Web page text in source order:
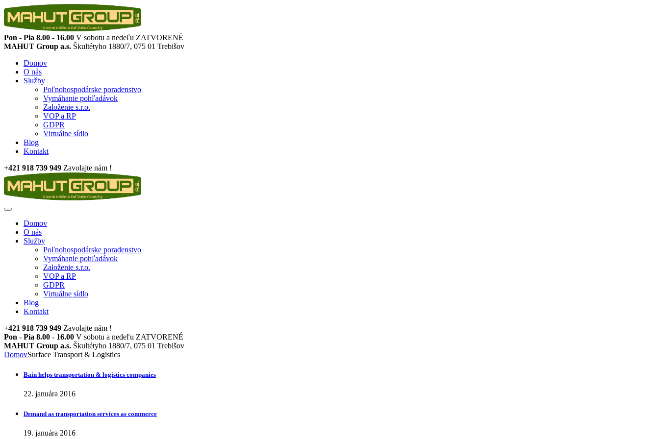
Pon - Pia 8.00 - 16.00 V sobotu a nedeľu ZATVORENÉ
MAHUT Group a.s. Škultétyho 1880/7, 075 01 Trebišov
Domov
O nás
Služby
Poľnohospodárske poradenstvo
Vymáhanie pohľadávok
Založenie s.r.o.
VOP a RP
GDPR
Virtuálne sídlo
Blog
Kontakt
+421 918 739 949 Zavolajte nám !
Domov
O nás
Služby
Poľnohospodárske poradenstvo
Vymáhanie pohľadávok
Založenie s.r.o.
VOP a RP
GDPR
Virtuálne sídlo
Blog
Kontakt
+421 918 739 949 Zavolajte nám !
Pon - Pia 8.00 - 16.00 V sobotu a nedeľu ZATVORENÉ
MAHUT Group a.s. Škultétyho 1880/7, 075 01 Trebišov
DomovSurface Transport & Logistics
Bain helps transportation & logistics companies
22. januára 2016
Demand as transportation services as commerce
19. januára 2016